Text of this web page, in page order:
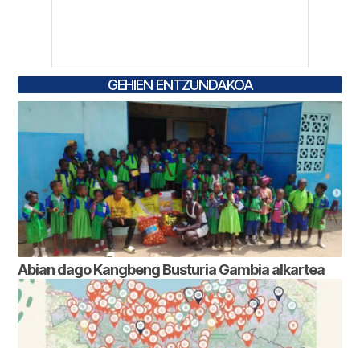
GEHIEN ENTZUNDAKOA
Abian dago Kangbeng Busturia Gambia alkartea